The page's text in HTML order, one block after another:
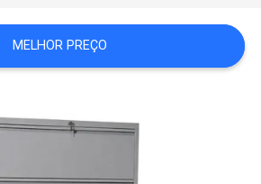
MELHOR PREÇO